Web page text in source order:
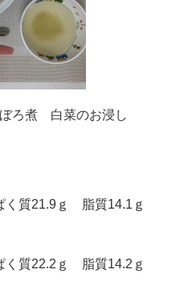
ろ煮 白菜のお浸し
質21.9ｇ 脂質14.1ｇ
質22.2ｇ 脂質14.2ｇ